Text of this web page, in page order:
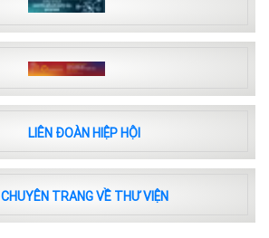
LIÊN ĐOÀN HIỆP HỘI
CHUYÊN TRANG VỀ THƯ VIỆN